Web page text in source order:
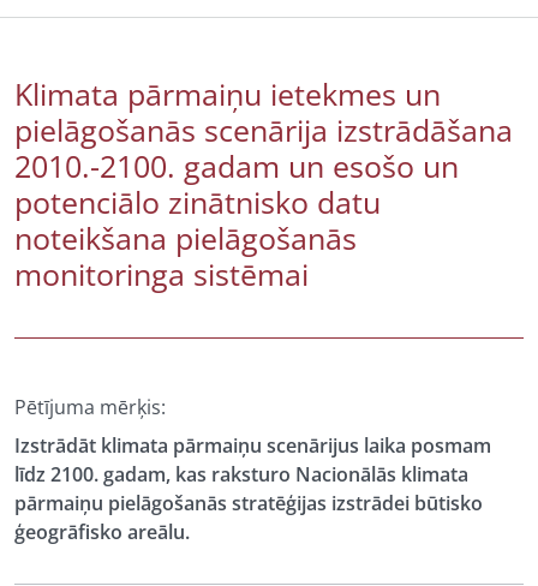
Klimata pārmaiņu ietekmes un
pielāgošanās scenārija izstrādāšana
2010.-2100. gadam un esošo un
potenciālo zinātnisko datu
noteikšana pielāgošanās
monitoringa sistēmai
Pētījuma mērķis:
Izstrādāt klimata pārmaiņu scenārijus laika posmam
līdz 2100. gadam, kas raksturo Nacionālās klimata
pārmaiņu pielāgošanās stratēģijas izstrādei būtisko
ģeogrāfisko areālu.